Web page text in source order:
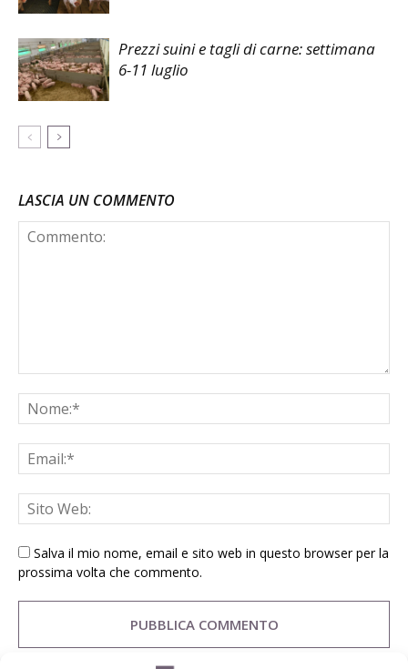
Prezzi suini e tagli di carne: settimana
6-11 luglio
LASCIA UN COMMENTO
Salva il mio nome, email e sito web in questo browser per la
prossima volta che commento.